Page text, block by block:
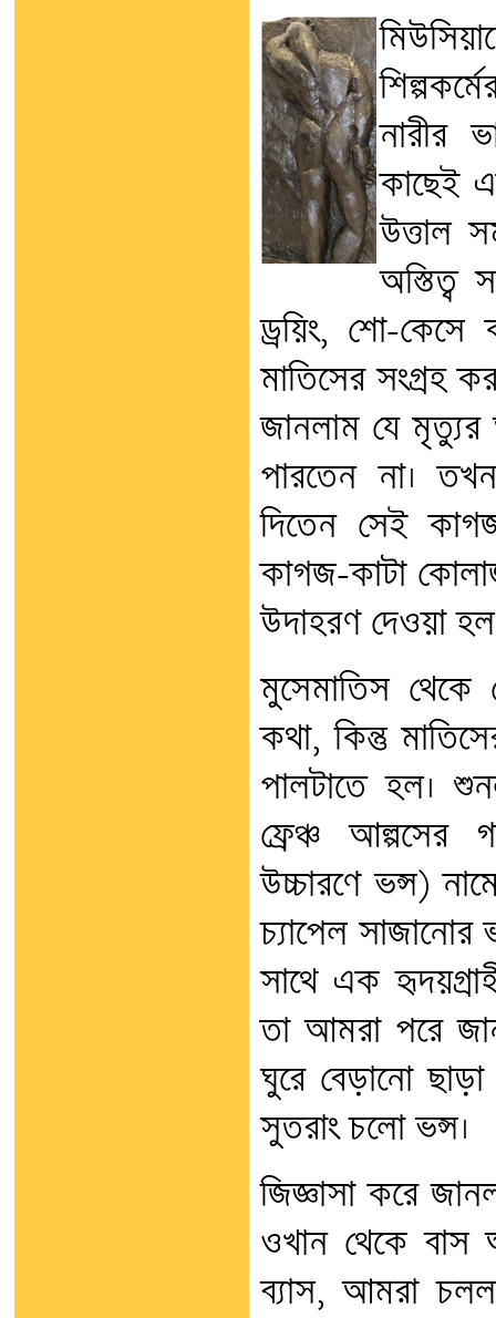
নারীর
কাছেই
উত্তাল
অস্তিত্ব
ড্রয়িং, শো-কেসে
মাতিসের সংগ্রহ
জানলাম যে
পারতেন না।
দিতেন সেই
কাগজ-কাটা
উদাহরণ দেওয়া
মুসেমাতিস থেকে
কথা, কিন্তু
পালটাতে হল।
ফ্রেঞ্চ আল্পসের
উচ্চারণে ভন্স)
চ্যাপেল সাজানোর
সাথে এক
তা আমরা পরে
ঘুরে বেড়ানো
সুতরাং চলো ভন্স।
জিজ্ঞাসা করে
ওখান থেকে বাস
ব্যাস, আমরা